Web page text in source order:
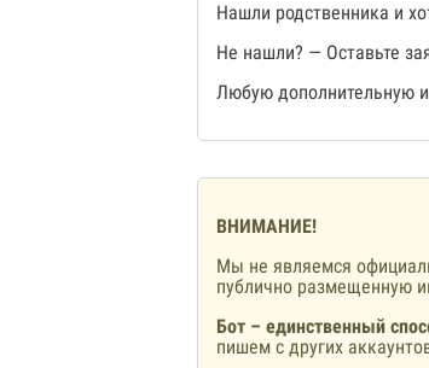
Нашли родственника и
Не нашли? — Оставьте
Любую дополнительную
ВНИМАНИЕ!
Мы не являемся
публично размещенную
Бот – единственный
пишем с других